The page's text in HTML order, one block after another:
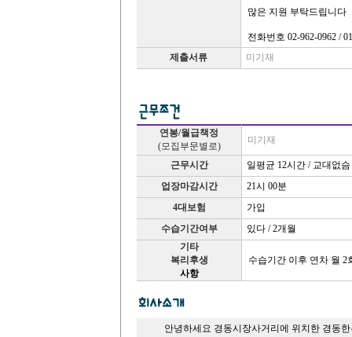
많은 지원 부탁드립니다
전화번호 02-962-0962 /
제출서류
미기재
연봉/월급책정
(모집부문별로)
미기재
근무시간
일평균 12시간 / 교대없슴
업장마감시간
21시 00분
4대보험
가입
수습기간여부
있다 / 2개월
기타
복리후생
사항
수습기간 이후 연차 월 2
안녕하세요 경동시장사거리에 위치한 경동